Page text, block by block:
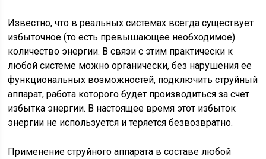
Известно, что в реальных системах всегда существует
избыточное (то есть превышающее необходимое)
количество энергии. В связи с этим практически к
любой системе можно органически, без нарушения ее
функциональных возможностей, подключить струйный
аппарат, работа которого будет производиться за счет
избытка энергии. В настоящее время этот избыток
энергии не используется и теряется безвозвратно.
Применение струйного аппарата в составе любой